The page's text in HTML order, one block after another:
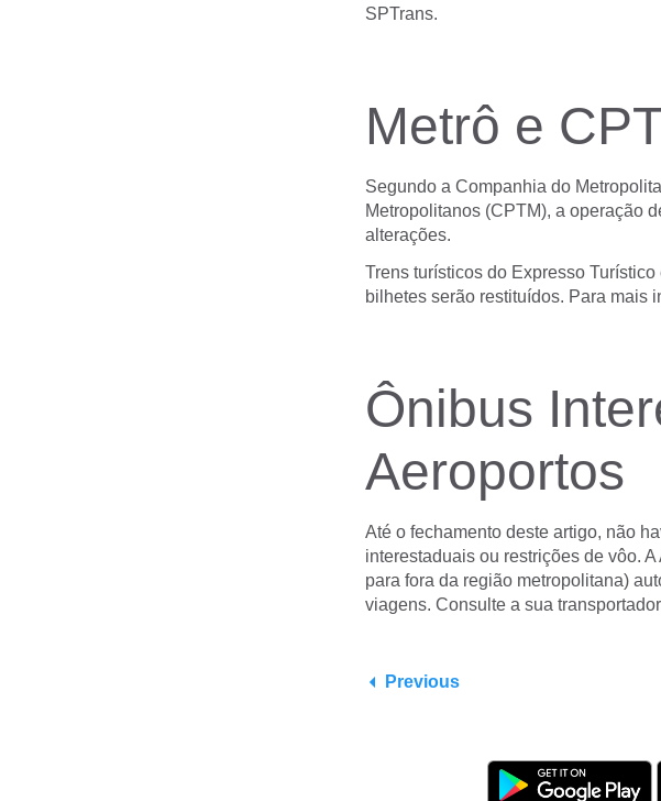
SPTrans.
Metrô e
Segundo a Companhia do
Metropolitanos (CPTM), a operação
alterações.
Trens turísticos do Expresso
bilhetes serão restituídos. Para mais
Ônibus
Aeroportos
Até o fechamento deste artigo, não
interestaduais ou restrições de vôo.
para fora da região metropolitana)
viagens. Consulte a sua
Previous